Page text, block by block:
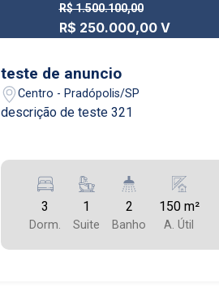
R$ 1.500.100,00
R$ 250.000,00 V
teste de anuncio
Centro - Pradópolis/SP
descrição de teste 321
3
Dorm.
1
Suite
2
Banho
150 m²
A. Útil